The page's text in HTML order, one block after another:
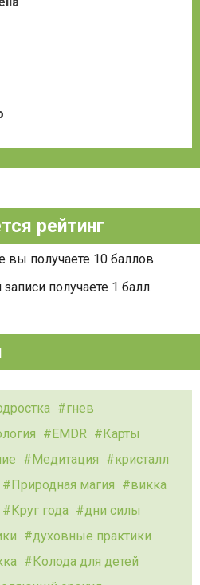
рейтинг
получаете 10 баллов.
получаете 1 балл.
гнев
EMDR
Карты
Медитация
кристалл
Природная магия
викка
Круг года
дни силы
духовные практики
Колода для детей